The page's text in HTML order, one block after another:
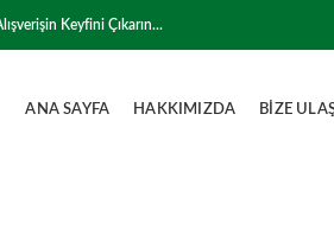
Keyfini Çıkarın...
ANA SAYFA HAKKIMIZDA BİZE